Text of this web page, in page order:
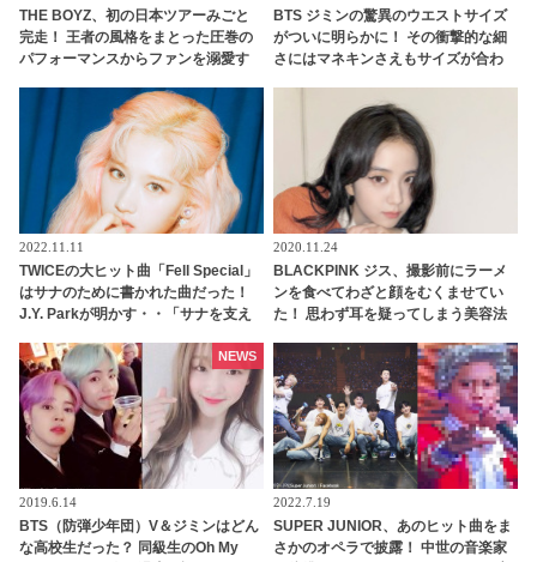
THE BOYZ、初の日本ツアーみごと
完走！ 王者の風格をまとった圧巻の
パフォーマンスからファンを溺愛す
の様子をたっぷりレポート！「THE
Bは俺のだから…」 ファンへの愛情
があふれて止まらないメンバーたち
に悶絶！ 感動のサプライズも
BTS ジミンの驚異のウエストサイズ
がついに明らかに！ その衝撃的な細
さにはマネキンさえもサイズが合わ
るジミンの衣装に隠されたまさかの
事実にファンは「信じられない…」
2022.11.11
TWICEの大ヒット曲「Fell Special」
はサナのために書かれた曲だった！
J.Y. Parkが明かす・・「サナを支え
彼女たちの友情に敬意を表す
2020.11.24
BLACKPINK ジス、撮影前にラーメ
ンを食べてわざと顔をむくませてい
た！ 思わず耳を疑ってしまう美容法
を持つからこその悩みにネチズンも
仰天
2019.6.14
BTS（防弾少年団）V＆ジミンはどん
な高校生だった？ 同級生のOh My
NEWS
2022.7.19
SUPER JUNIOR、あのヒット曲をま
さかのオペラで披露！ 中世の音楽家